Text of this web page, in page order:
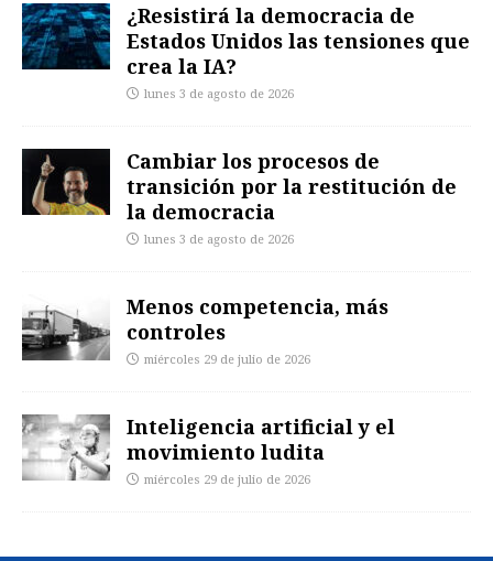
¿Resistirá la democracia de
Estados Unidos las tensiones que
crea la IA?
lunes 3 de agosto de 2026
Cambiar los procesos de
transición por la restitución de
la democracia
lunes 3 de agosto de 2026
Menos competencia, más
controles
miércoles 29 de julio de 2026
Inteligencia artificial y el
movimiento ludita
miércoles 29 de julio de 2026